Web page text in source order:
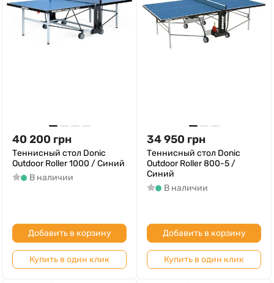
40 200 грн
Теннисный стол Donic
Outdoor Roller 1000 / Синий
В наличии
Добавить в корзину
Купить в один клик
34 950 грн
Теннисный стол Donic
Outdoor Roller 800-5 /
Синий
В наличии
Добавить в корзину
Купить в один клик